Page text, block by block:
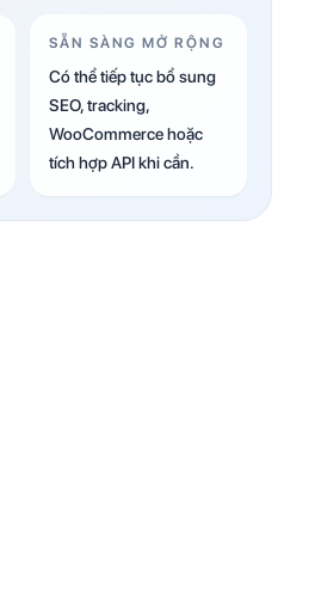
SẴN SÀNG MỞ RỘNG
Có thể tiếp tục bổ sung
SEO, tracking,
WooCommerce hoặc
tích hợp API khi cần.